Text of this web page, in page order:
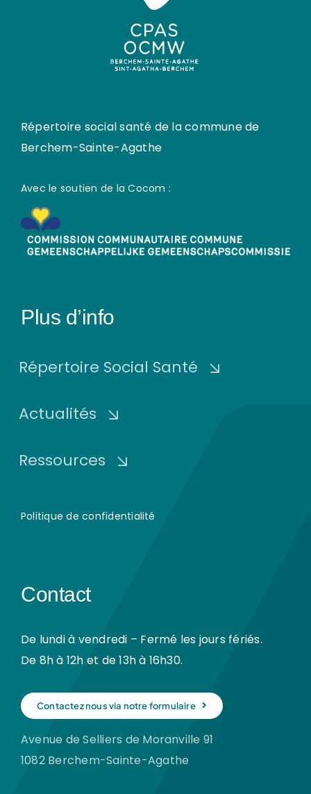
Répertoire social santé de la commune de
Berchem-Sainte-Agathe
Avec le soutien de la Cocom :
Plus d’info
Répertoire Social Santé
Actualités
Ressources
Politique de confidentialité
Contact
De lundi à vendredi – Fermé les jours fériés.
De 8h à 12h et de 13h à 16h30.
Contactez nous via notre formulaire
Avenue de Selliers de Moranville 91
1082 Berchem-Sainte-Agathe